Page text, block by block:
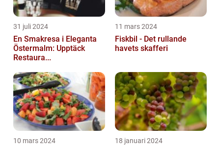
31 juli 2024
En Smakresa i Eleganta
Östermalm: Upptäck
Restaura...
11 mars 2024
Fiskbil - Det rullande
havets skafferi
10 mars 2024 18 januari 2024